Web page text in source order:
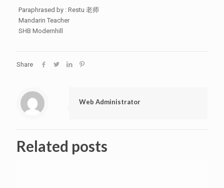
Paraphrased by : Restu 老师
Mandarin Teacher
SHB Modernhill
Share
Web Administrator
Related posts